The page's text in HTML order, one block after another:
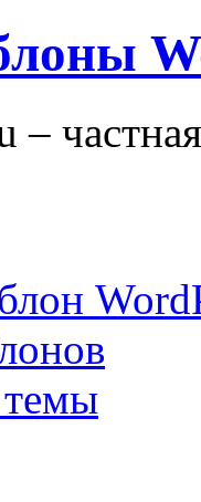
–
темы